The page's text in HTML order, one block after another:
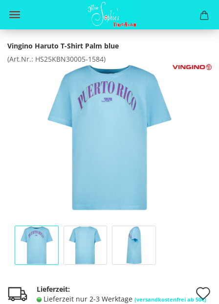
Vingino Haruto T-Shirt Palm blue
(Art.Nr.: HS25KBN30005-1584)
Lieferzeit:
Lieferzeit nur 2-3 Werktage (versandkostenfrei ab 50€)